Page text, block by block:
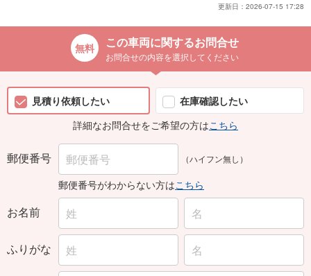
更新日： 2026-07-15 17:28
この車両に関するお問合せ
お問合せの内容を選択してください
見積り依頼したい
在庫確認したい
詳細なお問合せをご希望の方はこちら
郵便番号 （ハイフン無し）
郵便番号がわからない方はこちら
お名前
ふりがな